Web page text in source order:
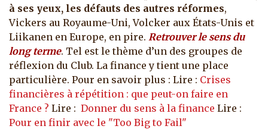
à ses yeux, les défauts des autres réformes,
Vickers au Royaume-Uni, Volcker aux États-Unis et
Liikanen en Europe, en pire. Retrouver le sens du
long terme. Tel est le thème d’un des groupes de
réflexion du Club. La finance y tient une place
particulière. Pour en savoir plus : Lire : Crises
financières à répétition : que peut-on faire en
France ? Lire : Donner du sens à la finance Lire :
Pour en finir avec le "Too Big to Fail"